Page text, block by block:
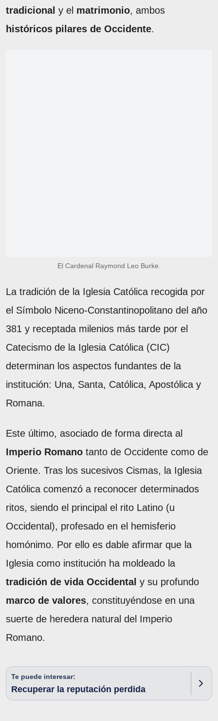
tradicional y el matrimonio, ambos
históricos pilares de Occidente.
El Cardenal Raymond Leo Burke.
La tradición de la Iglesia Católica recogida por
el Símbolo Niceno-Constantinopolitano del año
381 y receptada milenios más tarde por el
Catecismo de la Iglesia Católica (CIC)
determinan los aspectos fundantes de la
institución: Una, Santa, Católica, Apostólica y
Romana.
Este último, asociado de forma directa al
Imperio Romano tanto de Occidente como de
Oriente. Tras los sucesivos Cismas, la Iglesia
Católica comenzó a reconocer determinados
ritos, siendo el principal el rito Latino (u
Occidental), profesado en el hemisferio
homónimo. Por ello es dable afirmar que la
Iglesia como institución ha moldeado la
tradición de vida Occidental y su profundo
marco de valores, constituyéndose en una
suerte de heredera natural del Imperio
Romano.
Te puede interesar:
Recuperar la reputación perdida